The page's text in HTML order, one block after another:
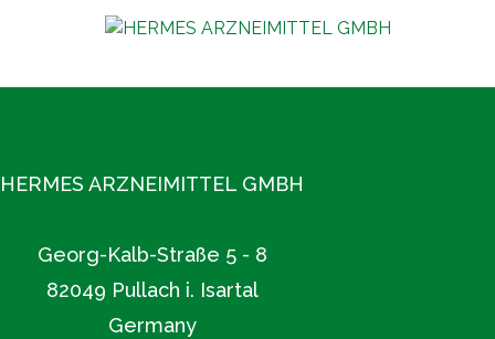
HERMES ARZNEIMITTEL GMBH
Georg-Kalb-Straße 5 - 8
82049 Pullach i. Isartal
Germany